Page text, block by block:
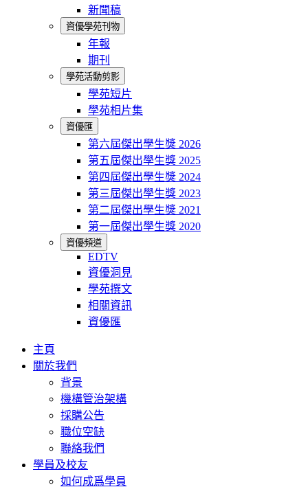
新聞稿
資優學苑刊物
年報
期刊
學苑活動剪影
學苑短片
學苑相片集
資優匯
第六屆傑出學生獎 2026
第五屆傑出學生獎 2025
第四屆傑出學生獎 2024
第三屆傑出學生獎 2023
第二屆傑出學生獎 2021
第一屆傑出學生獎 2020
資優頻道
EDTV
資優洞見
學苑撰文
相關資訊
資優匯
主頁
關於我們
背景
機構管治架構
採購公告
職位空缺
聯絡我們
學員及校友
如何成爲學員